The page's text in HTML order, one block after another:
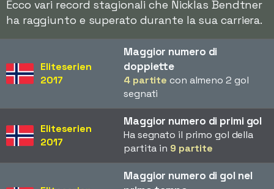
Ecco vari record stagionali che Nicklas Bendtner
ha raggiunto e superato durante la sua carriera.
Eliteserien
2017
Maggior numero di
doppiette
4 partite con almeno 2 gol
segnati
Eliteserien
2017
Maggior numero di primi gol
Ha segnato il primo gol della
partita in 9 partite
Maggior numero di gol nel